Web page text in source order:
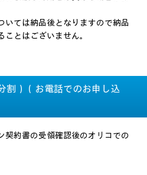
いては納品後となりますので納品
とはございません。
割）（お電話でのお申し込
契約書の受領確認後のオリコでの